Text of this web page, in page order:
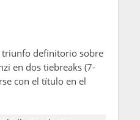
triunfo definitorio sobre
en dos tiebreaks (7-
con el título en el